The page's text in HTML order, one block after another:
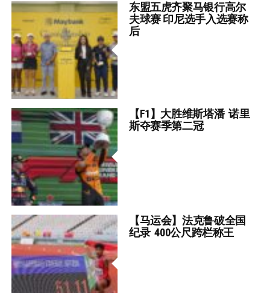
东盟五虎齐聚马银行高尔
夫球赛 印尼选手入选赛称
后
【F1】大胜维斯塔潘 诺里
斯夺赛季第二冠
【马运会】法克鲁破全国
纪录 400公尺跨栏称王